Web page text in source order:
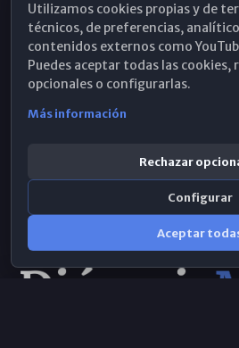
Hemeroteca
WhatsApp
Utilizamos cookies propias y de
técnicos, de preferencias,
contenidos externos como
Puedes aceptar todas las cookies,
opcionales o configurarlas.
Más información
Rechazar
Configurar
Aceptar